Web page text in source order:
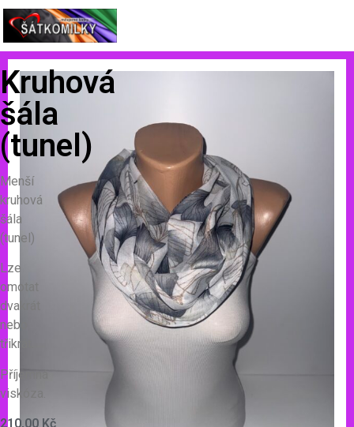
Kruhová
šála
(tunel)
Menší
kruhová
šála
(tunel)
Lze
omotat
dvakrát
nebo
třikrát.
Příjemná
viskóza.
210,00 Kč